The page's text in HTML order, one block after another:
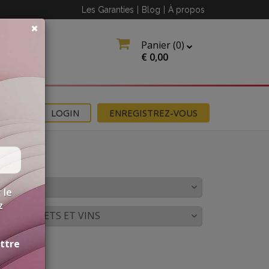
Les Garanties Blog À propos
Panier (0)
€ 0,00
ENREGISTREZ-VOUS
LOGIN
METS ET VINS
le